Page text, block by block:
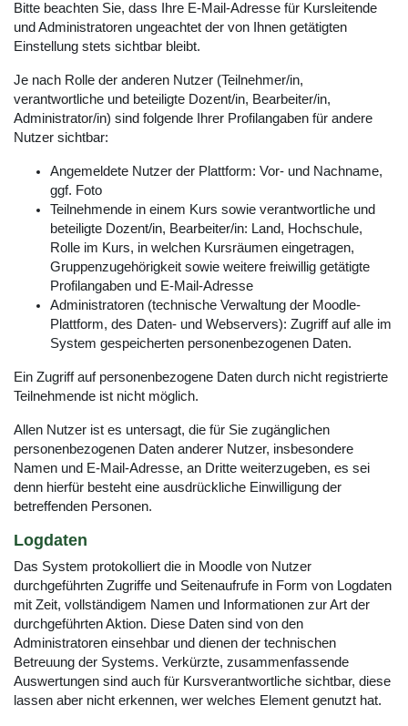
Bitte beachten Sie, dass Ihre E-Mail-Adresse für Kursleitende
und Administratoren ungeachtet der von Ihnen getätigten
Einstellung stets sichtbar bleibt.
Je nach Rolle der anderen Nutzer (Teilnehmer/in,
verantwortliche und beteiligte Dozent/in, Bearbeiter/in,
Administrator/in) sind folgende Ihrer Profilangaben für andere
Nutzer sichtbar:
Angemeldete Nutzer der Plattform: Vor- und Nachname,
ggf. Foto
Teilnehmende in einem Kurs sowie verantwortliche und
beteiligte Dozent/in, Bearbeiter/in: Land, Hochschule,
Rolle im Kurs, in welchen Kursräumen eingetragen,
Gruppenzugehörigkeit sowie weitere freiwillig getätigte
Profilangaben und E-Mail-Adresse
Administratoren (technische Verwaltung der Moodle-
Plattform, des Daten- und Webservers): Zugriff auf alle im
System gespeicherten personenbezogenen Daten.
Ein Zugriff auf personenbezogene Daten durch nicht registrierte
Teilnehmende ist nicht möglich.
Allen Nutzer ist es untersagt, die für Sie zugänglichen
personenbezogenen Daten anderer Nutzer, insbesondere
Namen und E-Mail-Adresse, an Dritte weiterzugeben, es sei
denn hierfür besteht eine ausdrückliche Einwilligung der
betreffenden Personen.
Logdaten
Das System protokolliert die in Moodle von Nutzer
durchgeführten Zugriffe und Seitenaufrufe in Form von Logdaten
mit Zeit, vollständigem Namen und Informationen zur Art der
durchgeführten Aktion. Diese Daten sind von den
Administratoren einsehbar und dienen der technischen
Betreuung der Systems. Verkürzte, zusammenfassende
Auswertungen sind auch für Kursverantwortliche sichtbar, diese
lassen aber nicht erkennen, wer welches Element genutzt hat.